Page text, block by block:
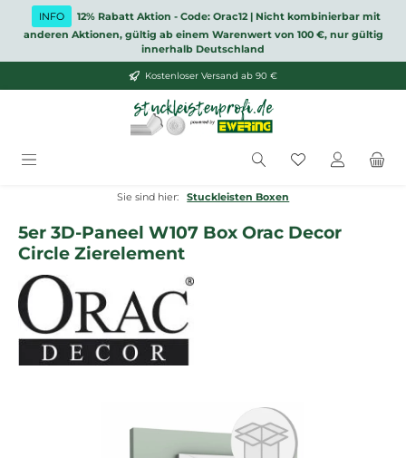
Zum Hauptinhalt springen
INFO
12% Rabatt Aktion - Code: Orac12 | Nicht kombinierbar mit
anderen Aktionen, gültig ab einem Warenwert von 100 €, nur gültig
innerhalb Deutschland
Kostenloser Versand ab 90 €
Du hast 0
Sie sind hier: Stuckleisten Boxen
5er 3D-Paneel W107 Box Orac Decor
Circle Zierelement